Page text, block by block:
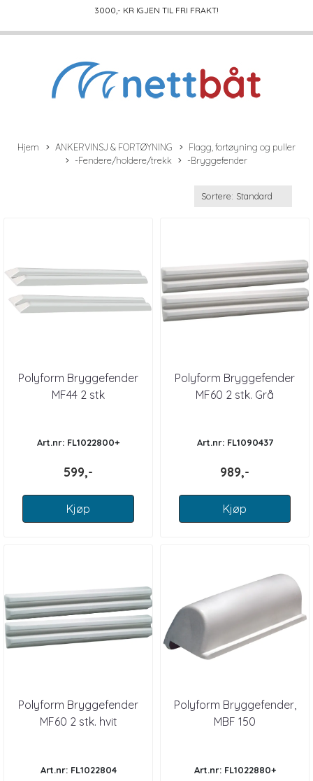
3000,- KR IGJEN TIL FRI FRAKT!
Hjem ANKERVINSJ & FORTØYNING
Flagg, fortøyning og puller
-Fendere/holdere/trekk
-Bryggefender
Polyform Bryggefender
MF44 2 stk
Art.nr: FL1022800+
599,-
Kjøp
Polyform Bryggefender
MF60 2 stk. Grå
Art.nr: FL1090437
989,-
Kjøp
Polyform Bryggefender
MF60 2 stk. hvit
Art.nr: FL1022804
Polyform Bryggefender,
MBF 150
Art.nr: FL1022880+